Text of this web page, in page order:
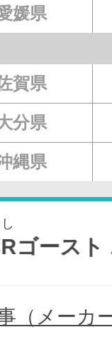
媛県
賀県
分県
縄県
ト ニュ
（メーカ